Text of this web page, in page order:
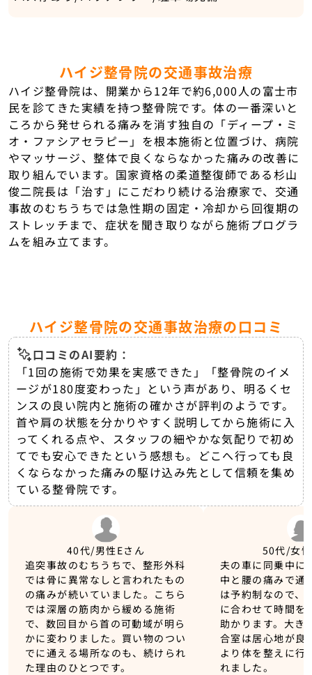
ハイジ整骨院の交通事故治療
ハイジ整骨院は、開業から12年で約6,000人の富士市
民を診てきた実績を持つ整骨院です。体の一番深いと
ころから発せられる痛みを消す独自の「ディープ・ミ
オ・ファシアセラピー」を根本施術と位置づけ、病院
やマッサージ、整体で良くならなかった痛みの改善に
取り組んでいます。国家資格の柔道整復師である杉山
俊二院長は「治す」にこだわり続ける治療家で、交通
事故のむちうちでは急性期の固定・冷却から回復期の
ストレッチまで、症状を聞き取りながら施術プログラ
ムを組み立てます。
ハイジ整骨院の交通事故治療の口コミ
口コミのAI要約：
「1回の施術で効果を実感できた」「整骨院のイメ
ージが180度変わった」という声があり、明るくセ
ンスの良い院内と施術の確かさが評判のようです。
首や肩の状態を分かりやすく説明してから施術に入
ってくれる点や、スタッフの細やかな気配りで初め
てでも安心できたという感想も。どこへ行っても良
くならなかった痛みの駆け込み先として信頼を集め
ている整骨院です。
40代/男性 Eさん
追突事故のむちうちで、整形外科
では骨に異常なしと言われたもの
の痛みが続いていました。こちら
では深層の筋肉から緩める施術
で、数回目から首の可動域が明ら
かに変わりました。買い物のつい
でに通える場所なのも、続けられ
た理由のひとつです。
50代/女性
夫の車に同乗中に
中と腰の痛みで通
は予約制なので、
に合わせて時間を
助かります。大き
合室は居心地が良
より体を整えに行
れました。